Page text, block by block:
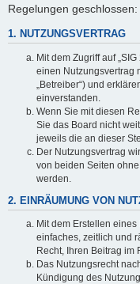
Regelungen geschlossen:
1. NUTZUNGSVERTRAG
Mit dem Zugriff auf
einen Nutzungsvertrag
„Betreiber“) und
einverstanden.
Wenn Sie mit diesen
Sie das Board nicht
jeweils die an dieser
Der Nutzungsvertrag
von beiden Seiten
werden.
2. EINRÄUMUNG VON
Mit dem Erstellen
einfaches, zeitlich und
Recht, Ihren Beitrag im
Das Nutzungsrecht
Kündigung des